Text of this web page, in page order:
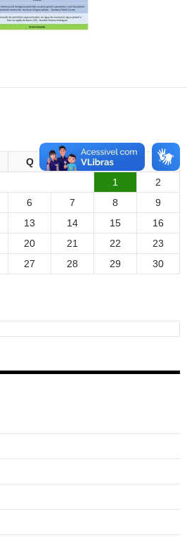
Q Q S
S
1
2
6 7 8
9
13 14 15
16
20 21 22
23
27 28 29
30